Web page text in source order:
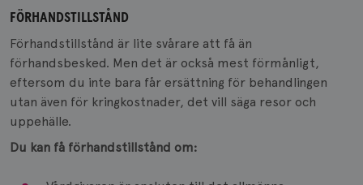
FÖRHANDSTILLSTÅND
Förhandstillstånd är lite svårare att få än
förhandsbesked. Men det är också mest förmånligt,
eftersom du inte bara får ersättning för behandlingen
utan även för kringkostnader, det vill säga resor och
uppehälle.
Du kan få förhandstillstånd om: